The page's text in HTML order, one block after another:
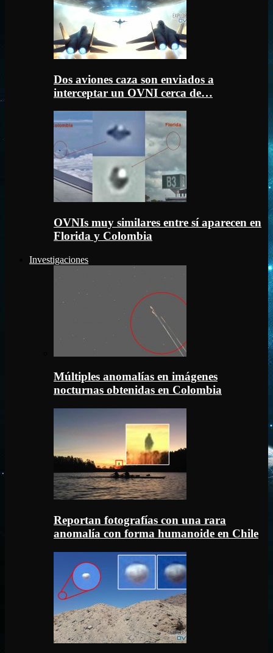
Dos aviones caza son enviados a
interceptar un OVNI cerca de…
OVNIs muy similares entre sí aparecen en
Florida y Colombia
Investigaciones
Múltiples anomalías en imágenes
nocturnas obtenidas en Colombia
Reportan fotografías con una rara
anomalía con forma humanoide en Chile